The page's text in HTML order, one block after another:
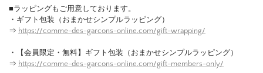
■ラッピングもご用意しております。
・ギフト包装（おまかせシンプルラッピング）
⇒ https://comme-des-garcons-online.com/gift-wrapping/
・【会員限定・無料】ギフト包装（おまかせシンプルラッピング）
⇒ https://comme-des-garcons-online.com/gift-members-only/